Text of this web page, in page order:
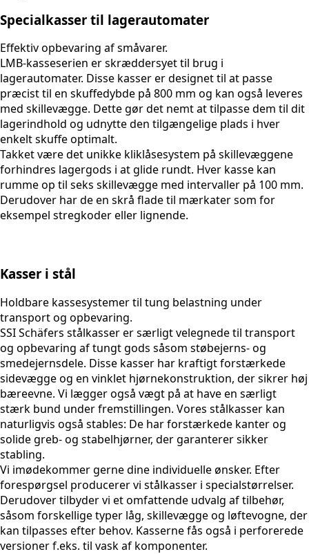
Specialkasser til lagerautomater
Effektiv opbevaring af småvarer.
LMB-kasseserien er skræddersyet til brug i
lagerautomater. Disse kasser er designet til at passe
præcist til en skuffedybde på 800 mm og kan også leveres
med skillevægge. Dette gør det nemt at tilpasse dem til dit
lagerindhold og udnytte den tilgængelige plads i hver
enkelt skuffe optimalt.
Takket være det unikke kliklåsesystem på skillevæggene
forhindres lagergods i at glide rundt. Hver kasse kan
rumme op til seks skillevægge med intervaller på 100 mm.
Derudover har de en skrå flade til mærkater som for
eksempel stregkoder eller lignende.
Kasser i stål
Holdbare kassesystemer til tung belastning under
transport og opbevaring.
SSI Schäfers stålkasser er særligt velegnede til transport
og opbevaring af tungt gods såsom støbejerns- og
smedejernsdele. Disse kasser har kraftigt forstærkede
sidevægge og en vinklet hjørnekonstruktion, der sikrer høj
bæreevne. Vi lægger også vægt på at have en særligt
stærk bund under fremstillingen. Vores stålkasser kan
naturligvis også stables: De har forstærkede kanter og
solide greb- og stabelhjørner, der garanterer sikker
stabling.
Vi imødekommer gerne dine individuelle ønsker. Efter
forespørgsel producerer vi stålkasser i specialstørrelser.
Derudover tilbyder vi et omfattende udvalg af tilbehør,
såsom forskellige typer låg, skillevægge og løftevogne, der
kan tilpasses efter behov. Kasserne fås også i perforerede
versioner f.eks. til vask af komponenter.